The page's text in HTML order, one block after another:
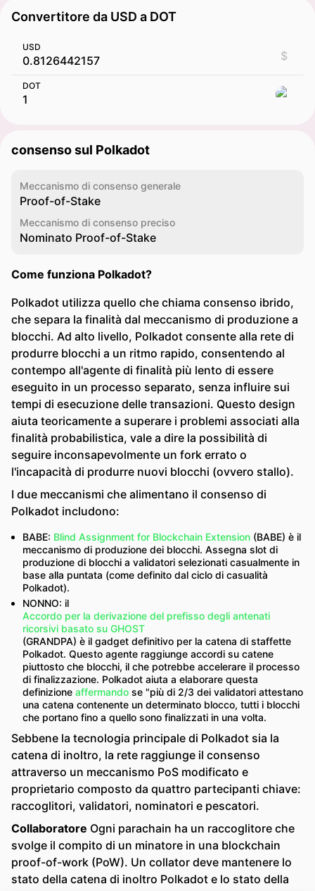
Convertitore da USD a DOT
USD
$
DOT
consenso sul Polkadot
Meccanismo di consenso generale
Proof-of-Stake
Meccanismo di consenso preciso
Nominato Proof-of-Stake
Come funziona Polkadot?
Polkadot utilizza quello che chiama consenso ibrido,
che separa la finalità dal meccanismo di produzione a
blocchi. Ad alto livello, Polkadot consente alla rete di
produrre blocchi a un ritmo rapido, consentendo al
contempo all'agente di finalità più lento di essere
eseguito in un processo separato, senza influire sui
tempi di esecuzione delle transazioni. Questo design
aiuta teoricamente a superare i problemi associati alla
finalità probabilistica, vale a dire la possibilità di
seguire inconsapevolmente un fork errato o
l'incapacità di produrre nuovi blocchi (ovvero stallo).
I due meccanismi che alimentano il consenso di
Polkadot includono:
BABE: Blind Assignment for Blockchain Extension (BABE) è il
meccanismo di produzione dei blocchi. Assegna slot di
produzione di blocchi a validatori selezionati casualmente in
base alla puntata (come definito dal ciclo di casualità
Polkadot).
NONNO: il
Accordo per la derivazione del prefisso degli antenati
ricorsivi basato su GHOST
(GRANDPA) è il gadget definitivo per la catena di staffette
Polkadot. Questo agente raggiunge accordi su catene
piuttosto che blocchi, il che potrebbe accelerare il processo
di finalizzazione. Polkadot aiuta a elaborare questa
definizione affermando se "più di 2/3 dei validatori attestano
una catena contenente un determinato blocco, tutti i blocchi
che portano fino a quello sono finalizzati in una volta.
Sebbene la tecnologia principale di Polkadot sia la
catena di inoltro, la rete raggiunge il consenso
attraverso un meccanismo PoS modificato e
proprietario composto da quattro partecipanti chiave:
raccoglitori, validatori, nominatori e pescatori.
Collaboratore Ogni parachain ha un raccoglitore che
svolge il compito di un minatore in una blockchain
proof-of-work (PoW). Un collator deve mantenere lo
stato della catena di inoltro Polkadot e lo stato della